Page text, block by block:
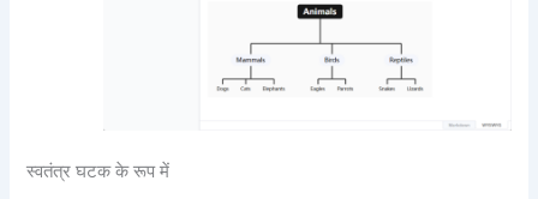
स्वतंत्र घटक के रूप में